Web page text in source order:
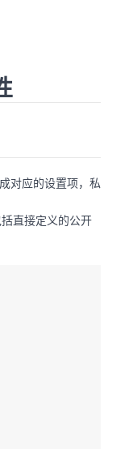
对应的设置项，私
直接定义的公开